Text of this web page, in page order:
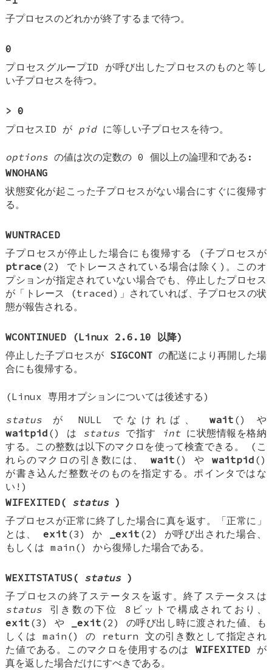
子プロセスのどれかが終了するまで待つ。
0
プロセスグループID が呼び出したプロセスのものと等し
い子プロセスを待つ。
> 0
プロセスID が pidに等しい子プロセスを待つ。
options の値は次の定数の 0 個以上の論理和である:
WNOHANG
状態変化が起こった子プロセスがない場合にすぐに復帰す
る。
WUNTRACED
子プロセスが停止した場合にも復帰する (子プロセスが
ptrace (2) でトレースされている場合は除く)。このオ
プションが指定されていない場合でも、停止したプロセス
が「トレース (traced)」されていれば、子プロセスの状
態が報告される。
WCONTINUED (Linux 2.6.10 以降)
停止した子プロセスが SIGCONT の配送により再開した場
合にも復帰する。
(Linux 専用オプションについては後述する)
status が NULL でなければ、wait () や
waitpid () は statusで指す intに状態情報を格納
する。この整数は以下のマクロを使って検査できる。 (こ
れらのマクロの引き数には、wait () や waitpid ()
が書き込んだ整数そのものを指定する。ポインタではな
い!)
WIFEXITED( status )
子プロセスが正常に終了した場合に真を返す。「正常に」
とは、 exit (3) か _exit (2) が呼び出された場合、
もしくは main() から復帰した場合である。
WEXITSTATUS( status )
子プロセスの終了ステータスを返す。終了ステータスは
status 引き数の下位 8ビットで構成されており、
exit (3) や _exit (2) の呼び出し時に渡された値、も
しくは main() の return 文の引き数として指定され
た値である。このマクロを使用するのは WIFEXITEDが
真を返した場合だけにすべきである。